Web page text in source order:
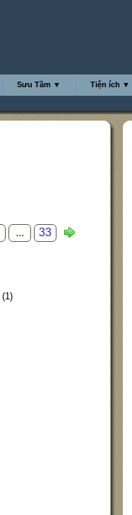
Sưu Tầm ▼ Tiện ích ▼
... 33
(1)